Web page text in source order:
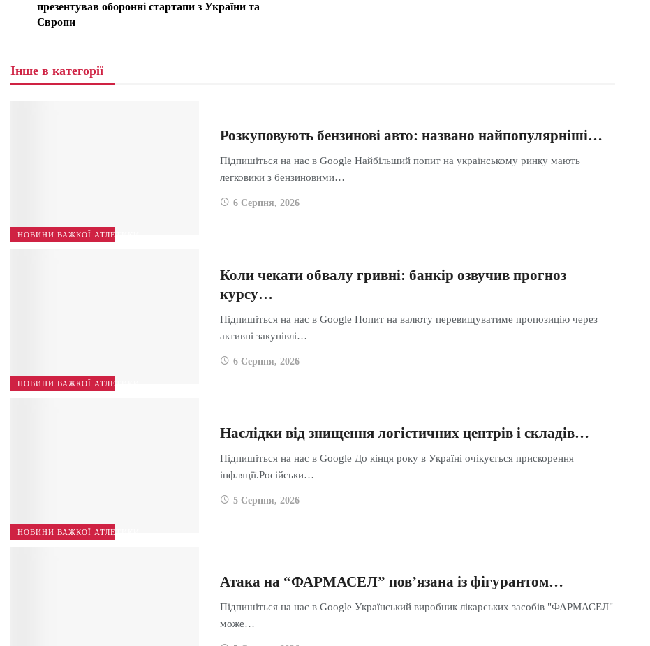
презентував оборонні стартапи з України та
Європи
Інше в категорії
НОВИНИ ВАЖКОЇ АТЛЕТИКИ
Розкуповують бензинові авто: названо найпопулярніші…
Підпишіться на нас в Google Найбільший попит на українському ринку мають
легковики з бензиновими…
6 Серпня, 2026
НОВИНИ ВАЖКОЇ АТЛЕТИКИ
Коли чекати обвалу гривні: банкір озвучив прогноз
курсу…
Підпишіться на нас в Google Попит на валюту перевищуватиме пропозицію через
активні закупівлі…
6 Серпня, 2026
НОВИНИ ВАЖКОЇ АТЛЕТИКИ
Наслідки від знищення логістичних центрів і складів…
Підпишіться на нас в Google До кінця року в Україні очікується прискорення
інфляції.Російськи…
5 Серпня, 2026
Атака на “ФАРМАСЕЛ” пов’язана із фігурантом…
Підпишіться на нас в Google Український виробник лікарських засобів "ФАРМАСЕЛ"
може…